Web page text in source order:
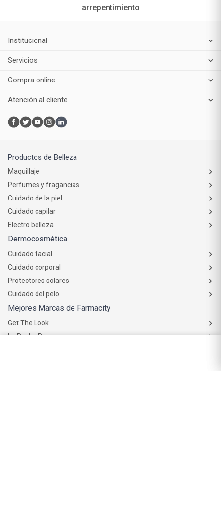
arrepentimiento
Institucional
Servicios
Compra online
Atención al cliente
Productos de Belleza
Maquillaje
Perfumes y fragancias
Cuidado de la piel
Cuidado capilar
Electro belleza
Dermocosmética
Cuidado facial
Cuidado corporal
Protectores solares
Cuidado del pelo
Mejores Marcas de Farmacity
Get The Look
La Roche Posay